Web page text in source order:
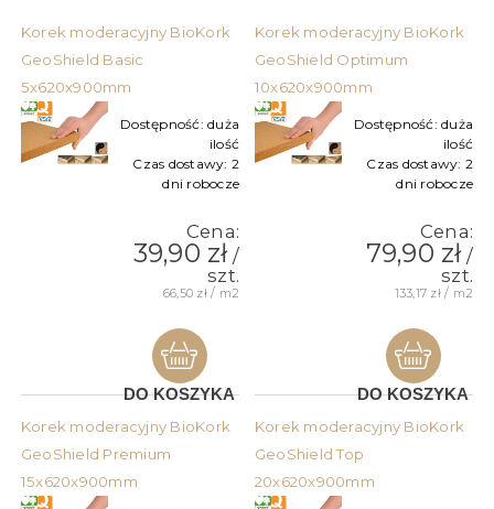
Korek moderacyjny BioKork
GeoShield Basic
5x620x900mm
Dostępność: duża
ilość
Czas dostawy: 2
dni robocze
Cena:
39,90 zł/
szt.
66,50 zł / m2
DO KOSZYKA
Korek moderacyjny BioKork
GeoShield Optimum
10x620x900mm
Dostępność: duża
ilość
Czas dostawy: 2
dni robocze
Cena:
79,90 zł/
szt.
133,17 zł / m2
DO KOSZYKA
Korek moderacyjny BioKork
GeoShield Premium
15x620x900mm
Korek moderacyjny BioKork
GeoShield Top
20x620x900mm